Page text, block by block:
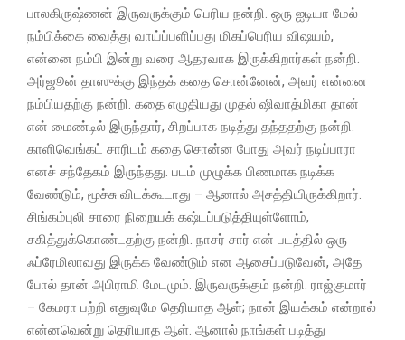
பாலகிருஷ்ணன் இருவருக்கும் பெரிய நன்றி. ஒரு ஐடியா மேல்
நம்பிக்கை வைத்து வாய்ப்பளிப்பது மிகப்பெரிய விஷயம்,
என்னை நம்பி இன்று வரை ஆதரவாக இருக்கிறார்கள் நன்றி.
அர்ஜூன் தாஸுக்கு இந்தக் கதை சொன்னேன், அவர் என்னை
நம்பியதற்கு நன்றி. கதை எழுதியது முதல் ஷிவாத்மிகா தான்
என் மைண்டில் இருந்தார், சிறப்பாக நடித்து தந்ததற்கு நன்றி.
காளிவெங்கட் சாரிடம் கதை சொன்ன போது அவர் நடிப்பாரா
எனச் சந்தேகம் இருந்தது. படம் முழுக்க பிணமாக நடிக்க
வேண்டும், மூச்சு விடக்கூடாது – ஆனால் அசத்தியிருக்கிறார்.
சிங்கம்புலி சாரை நிறையக் கஷ்டப்படுத்தியுள்ளோம்,
சகித்துக்கொண்டதற்கு நன்றி. நாசர் சார் என் படத்தில் ஒரு
ஃப்ரேமிலாவது இருக்க வேண்டும் என ஆசைப்படுவேன், அதே
போல் தான் அபிராமி மேடமும். இருவருக்கும் நன்றி. ராஜ்குமார்
– கேமரா பற்றி எதுவுமே தெரியாத ஆள்; நான் இயக்கம் என்றால்
என்னவென்று தெரியாத ஆள். ஆனால் நாங்கள் படித்து